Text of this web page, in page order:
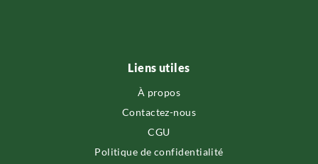
Liens utiles
À propos
Contactez-nous
CGU
Politique de confidentialité